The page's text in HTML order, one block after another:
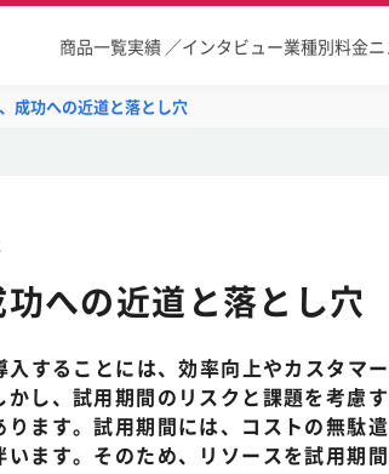
商品一覧実績 ／インタビュー業種別料金
成功への近道と落とし穴
への近道と落とし穴
することには、効率向上やカスタマ
し、試用期間のリスクと課題を考慮す
ます。試用期間には、コストの無駄
ます。そのため、リソースを試用期